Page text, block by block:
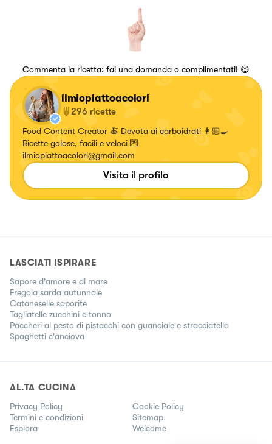
Commenta la ricetta: fai una domanda o complimentati! 😋
ilmiopiattoacolori
296 ricette
Food Content Creator 🍝 Devota ai carboidrati 👩🏼‍🍳
Ricette golose, facili e veloci 💌
ilmiopiattoacolori@gmail.com
Visita il profilo
LASCIATI ISPIRARE
Sapore d'amore e di mare
Fregola sarda autunnale
Cataneselle saporite
Tagliatelle zucchini e tonno
Paccheri al pesto di pistacchi con guanciale e stracciatella
Spaghetti c'anciova
AL.TA CUCINA
Privacy Policy
Cookie Policy
Termini e condizioni
Sitemap
Esplora
Welcome